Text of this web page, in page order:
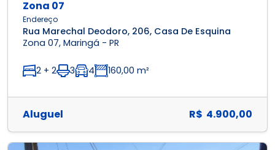
Zona 07
Endereço
Rua Marechal Deodoro, 206, Casa De Esquina
Zona 07, Maringá - PR
2 + 2 3 4 160,00 m²
Aluguel R$ 4.900,00